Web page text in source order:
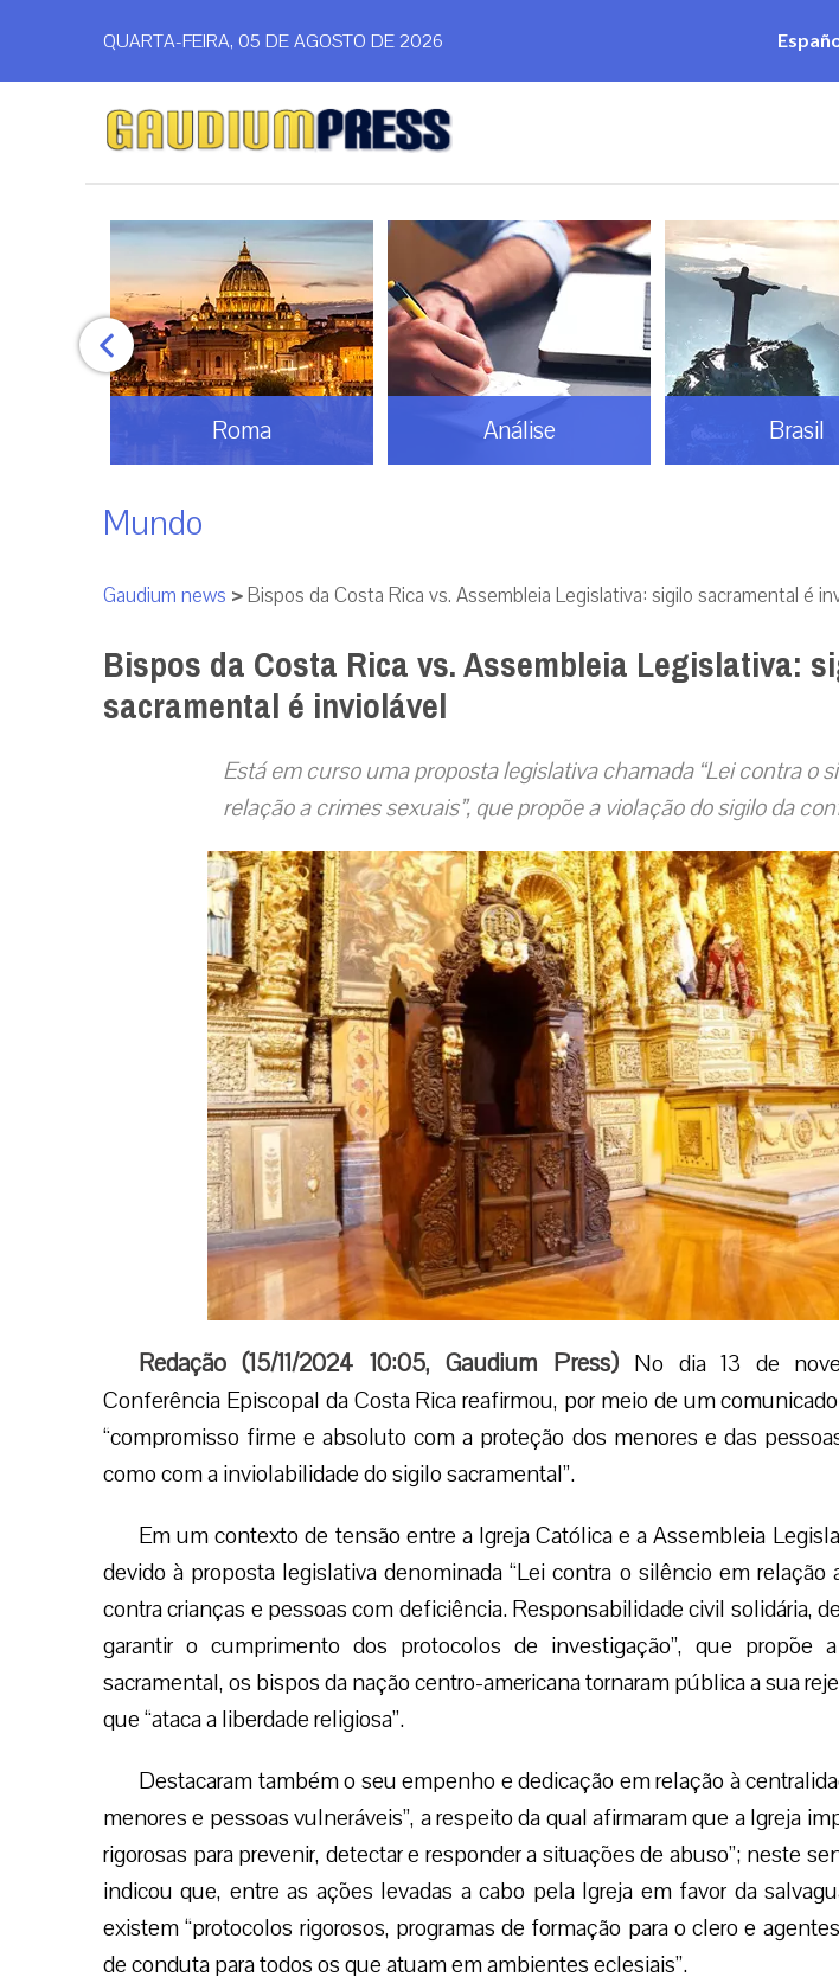
QUARTA-FEIRA, 05 DE AGOSTO DE 2026
Análise Brasil Doação
Mundo
Gaudium news >Bispos da Costa Rica vs. Assembleia Legislativa: sigilo sacramental é
Bispos da Costa Rica vs. Assembleia Legislativa:
sacramental é inviolável
Está em curso uma proposta legislativa chamada “Lei contra o
relação a crimes sexuais”, que propõe a violação do sigilo da
Redação (15/11/2024 10:05,Gaudium Press) No dia 13 de
Conferência Episcopal da Costa Rica reafirmou, por meio de um
“compromisso firme e absoluto com a proteção dos menores e das
como com a inviolabilidade do sigilo sacramental”.
Em um contexto de tensão entre a Igreja Católica e a Assembleia
devido à proposta legislativa denominada “Lei contra o silêncio em relação
contra crianças e pessoas com deficiência. Responsabilidade civil solidária,
garantir o cumprimento dos protocolos de investigação”, que propõe
sacramental, os bispos da nação centro-americana tornaram pública a sua
que “ataca a liberdade religiosa”.
Destacaram também o seu empenho e dedicação em relação à
menores e pessoas vulneráveis”, a respeito da qual afirmaram que a Igreja
rigorosas para prevenir, detectar e responder a situações de abuso”; neste
indicou que, entre as ações levadas a cabo pela Igreja em favor da
existem “protocolos rigorosos, programas de formação para o clero e
de conduta para todos os que atuam em ambientes eclesiais”.